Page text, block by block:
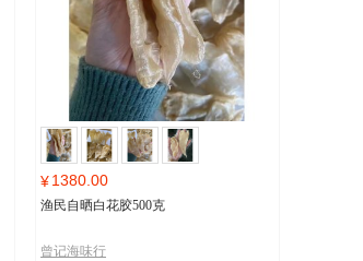
¥1380.00
渔民自晒白花胶500克
曾记海味行